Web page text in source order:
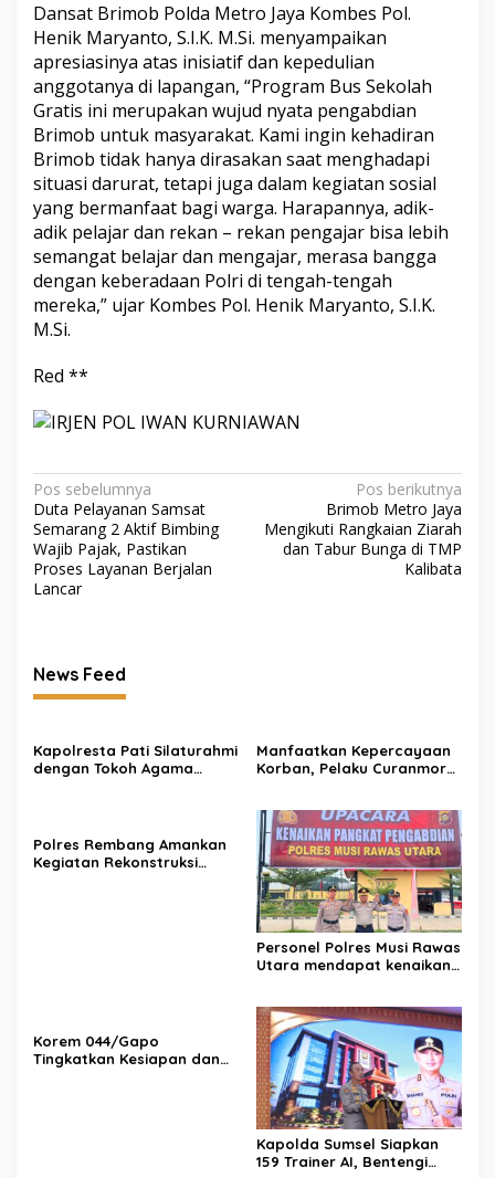
Dansat Brimob Polda Metro Jaya Kombes Pol.
Henik Maryanto, S.I.K. M.Si. menyampaikan
apresiasinya atas inisiatif dan kepedulian
anggotanya di lapangan, “Program Bus Sekolah
Gratis ini merupakan wujud nyata pengabdian
Brimob untuk masyarakat. Kami ingin kehadiran
Brimob tidak hanya dirasakan saat menghadapi
situasi darurat, tetapi juga dalam kegiatan sosial
yang bermanfaat bagi warga. Harapannya, adik-
adik pelajar dan rekan – rekan pengajar bisa lebih
semangat belajar dan mengajar, merasa bangga
dengan keberadaan Polri di tengah-tengah
mereka,” ujar Kombes Pol. Henik Maryanto, S.I.K.
M.Si.
Red **
Navigasi
pos
Pos sebelumnya
Duta Pelayanan Samsat
Semarang 2 Aktif Bimbing
Wajib Pajak, Pastikan
Proses Layanan Berjalan
Lancar
Pos berikutnya
Brimob Metro Jaya
Mengikuti Rangkaian Ziarah
dan Tabur Bunga di TMP
Kalibata
News Feed
Kapolresta Pati Silaturahmi
dengan Tokoh Agama
Manfaatkan Kepercayaan
Korban, Pelaku Curanmor
Polres Rembang Amankan
Kegiatan Rekonstruksi
Personel Polres Musi Rawas
Utara mendapat kenaikan
kini berpangkat Kompol,
naik setingkat dari AKBP.
Korem 044/Gapo
Tingkatkan Kesiapan dan
Kapolda Sumsel Siapkan
159 Trainer AI, Bentengi